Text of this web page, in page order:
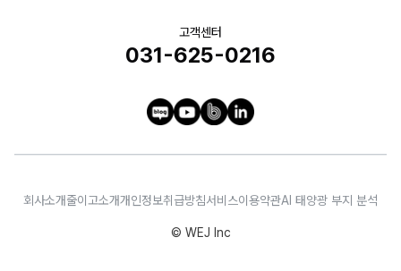
고객센터
031-625-0216
회사소개줄이고소개개인정보취급방침서비스이용약관AI 태양광 부지 분석
© WEJ Inc